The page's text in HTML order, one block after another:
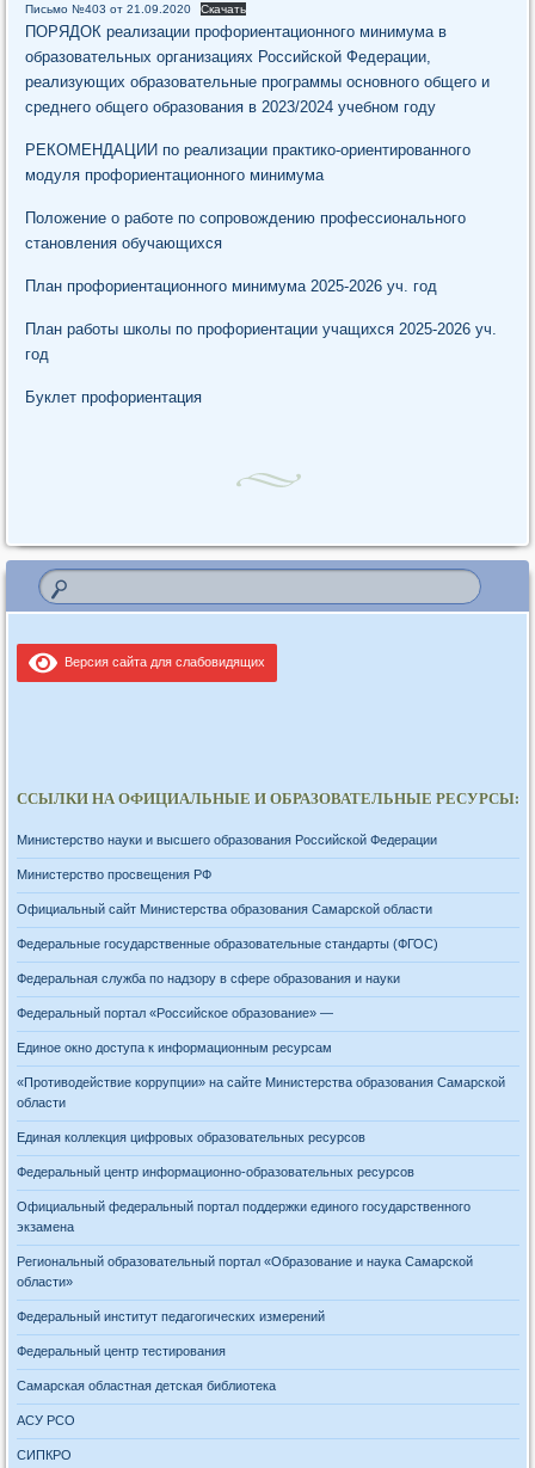
Письмо №403 от 21.09.2020
Скачать
ПОРЯДОК реализации профориентационного минимума в
образовательных организациях Российской Федерации,
реализующих образовательные программы основного общего и
среднего общего образования в 2023/2024 учебном году
РЕКОМЕНДАЦИИ по реализации практико-ориентированного
модуля профориентационного минимума
Положение о работе по сопровождению профессионального
становления обучающихся
План профориентационного минимума 2025-2026 уч. год
План работы школы по профориентации учащихся 2025-2026 уч.
год
Буклет профориентация
Версия сайта для слабовидящих
ССЫЛКИ НА ОФИЦИАЛЬНЫЕ И ОБРАЗОВАТЕЛЬНЫЕ РЕСУРСЫ:
Министерство науки и высшего образования Российской Федерации
Министерство просвещения РФ
Официальный сайт Министерства образования Самарской области
Федеральные государственные образовательные стандарты (ФГОС)
Федеральная служба по надзору в сфере образования и науки
Федеральный портал «Российское образование» —
Единое окно доступа к информационным ресурсам
«Противодействие коррупции» на сайте Министерства образования Самарской
области
Единая коллекция цифровых образовательных ресурсов
Федеральный центр информационно-образовательных ресурсов
Официальный федеральный портал поддержки единого государственного
экзамена
Региональный образовательный портал «Образование и наука Самарской
области»
Федеральный институт педагогических измерений
Федеральный центр тестирования
Самарская областная детская библиотека
АСУ РСО
СИПКРО